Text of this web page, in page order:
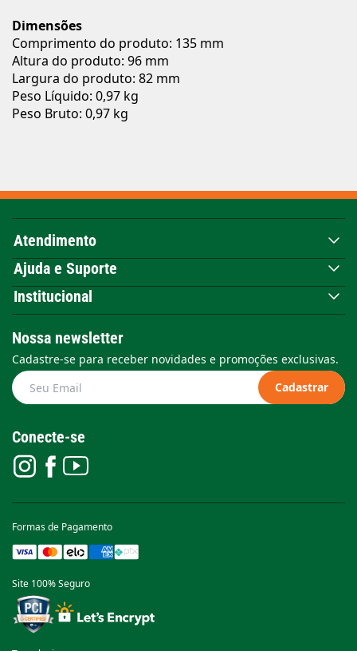
Dimensões
Comprimento do produto: 135 mm
Altura do produto: 96 mm
Largura do produto: 82 mm
Peso Líquido: 0,97 kg
Peso Bruto: 0,97 kg
Atendimento
Ajuda e Suporte
Institucional
Nossa newsletter
Cadastre-se para receber novidades e promoções exclusivas.
Cadastrar
Conecte-se
Formas de Pagamento
Site 100% Seguro